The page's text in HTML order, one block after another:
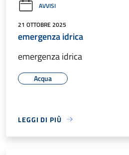
AVVISI
21 OTTOBRE 2025
emergenza idrica
emergenza idrica
Acqua
LEGGI DI PIÙ